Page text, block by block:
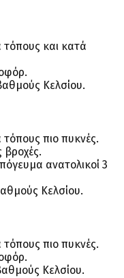
τόπους και κατά
Κελσίου.
πιο πυκνές.
βροχές.
ανατολικοί 3
Κελσίου.
τόπους πιο πυκνές.
Κελσίου.